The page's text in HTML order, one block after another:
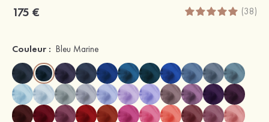
175 € (38)
Couleur : Bleu Marine